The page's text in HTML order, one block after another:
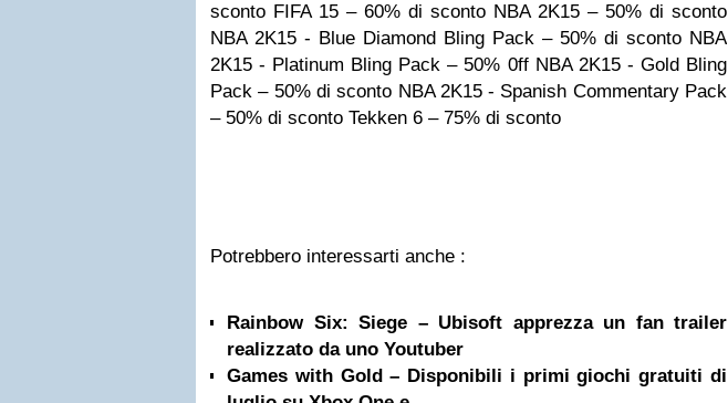
sconto FIFA 15 – 60% di sconto NBA 2K15 – 50% di sconto
NBA 2K15 - Blue Diamond Bling Pack – 50% di sconto NBA
2K15 - Platinum Bling Pack – 50% 0ff NBA 2K15 - Gold Bling
Pack – 50% di sconto NBA 2K15 - Spanish Commentary Pack
– 50% di sconto Tekken 6 – 75% di sconto
Potrebbero interessarti anche :
Rainbow Six: Siege – Ubisoft apprezza un fan trailer
realizzato da uno Youtuber
Games with Gold – Disponibili i primi giochi gratuiti di